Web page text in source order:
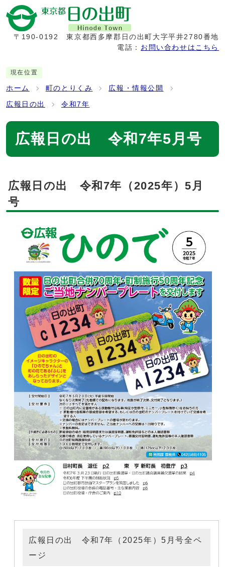
〒190-0192
東京都西多摩郡日の出町大字平井2780番地
電話： お問い合わせはこちら
現在位置
ホーム 町のとりくみ 広報・情報公開
広報日の出 令和7年
広報日の出 令和7年5月号
広報日の出 令和7年（2025年）5月
号
広報日の出 令和7年（2025年）5月号全ペ
ージ